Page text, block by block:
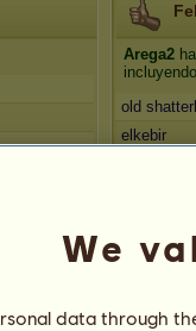
Arega2
old
elkebir
We
data through